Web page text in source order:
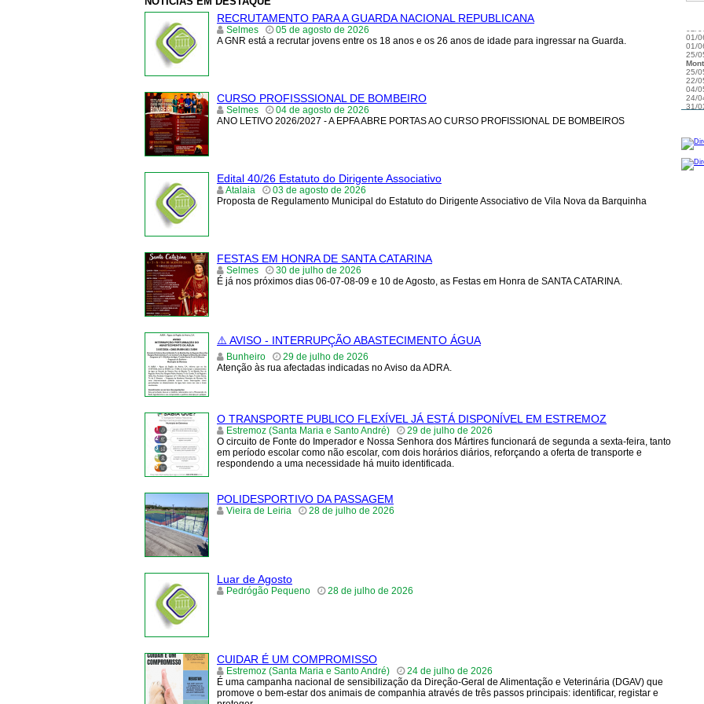
05/
24/
18/
17/
16/
15/
15/
15/
15/
15/
13/
São
13/
13/
RECRUTAMENTO PARA A GUARDA NACIONAL REPUBLICANA
Selmes
05 de agosto de 2026
A GNR está a recrutar jovens entre os 18 anos e os 26 anos de idade para ingressar na Guarda.
CURSO PROFISSSIONAL DE BOMBEIRO
Selmes
04 de agosto de 2026
ANO LETIVO 2026/2027 - A EPFA ABRE PORTAS AO CURSO PROFISSIONAL DE BOMBEIROS
Edital 40/26 Estatuto do Dirigente Associativo
Atalaia
03 de agosto de 2026
Proposta de Regulamento Municipal do Estatuto do Dirigente Associativo de Vila Nova da Barquinha
FESTAS EM HONRA DE SANTA CATARINA
Selmes
30 de julho de 2026
É já nos próximos dias 06-07-08-09 e 10 de Agosto, as Festas em Honra de SANTA CATARINA.
⚠️ AVISO - INTERRUPÇÃO ABASTECIMENTO ÁGUA
Bunheiro
29 de julho de 2026
Atenção às rua afectadas indicadas no Aviso da ADRA.
O TRANSPORTE PUBLICO FLEXÍVEL JÁ ESTÁ DISPONÍVEL EM ESTREMOZ
Estremoz (Santa Maria e Santo André)
29 de julho de 2026
O circuito de Fonte do Imperador e Nossa Senhora dos Mártires funcionará de segunda a sexta-feira, tanto
em período escolar como não escolar, com dois horários diários, reforçando a oferta de transporte e
respondendo a uma necessidade há muito identificada.
POLIDESPORTIVO DA PASSAGEM
Vieira de Leiria 28 de julho de 2026
Luar de Agosto
Pedrógão Pequeno 28 de julho de 2026
CUIDAR É UM COMPROMISSO
Estremoz (Santa Maria e Santo André)
24 de julho de 2026
É uma campanha nacional de sensibilização da Direção-Geral de Alimentação e Veterinária (DGAV) que
promove o bem-estar dos animais de companhia através de três passos principais: identificar, registar e